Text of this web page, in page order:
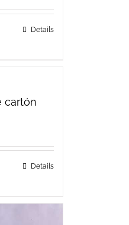
Details
cartón
Details